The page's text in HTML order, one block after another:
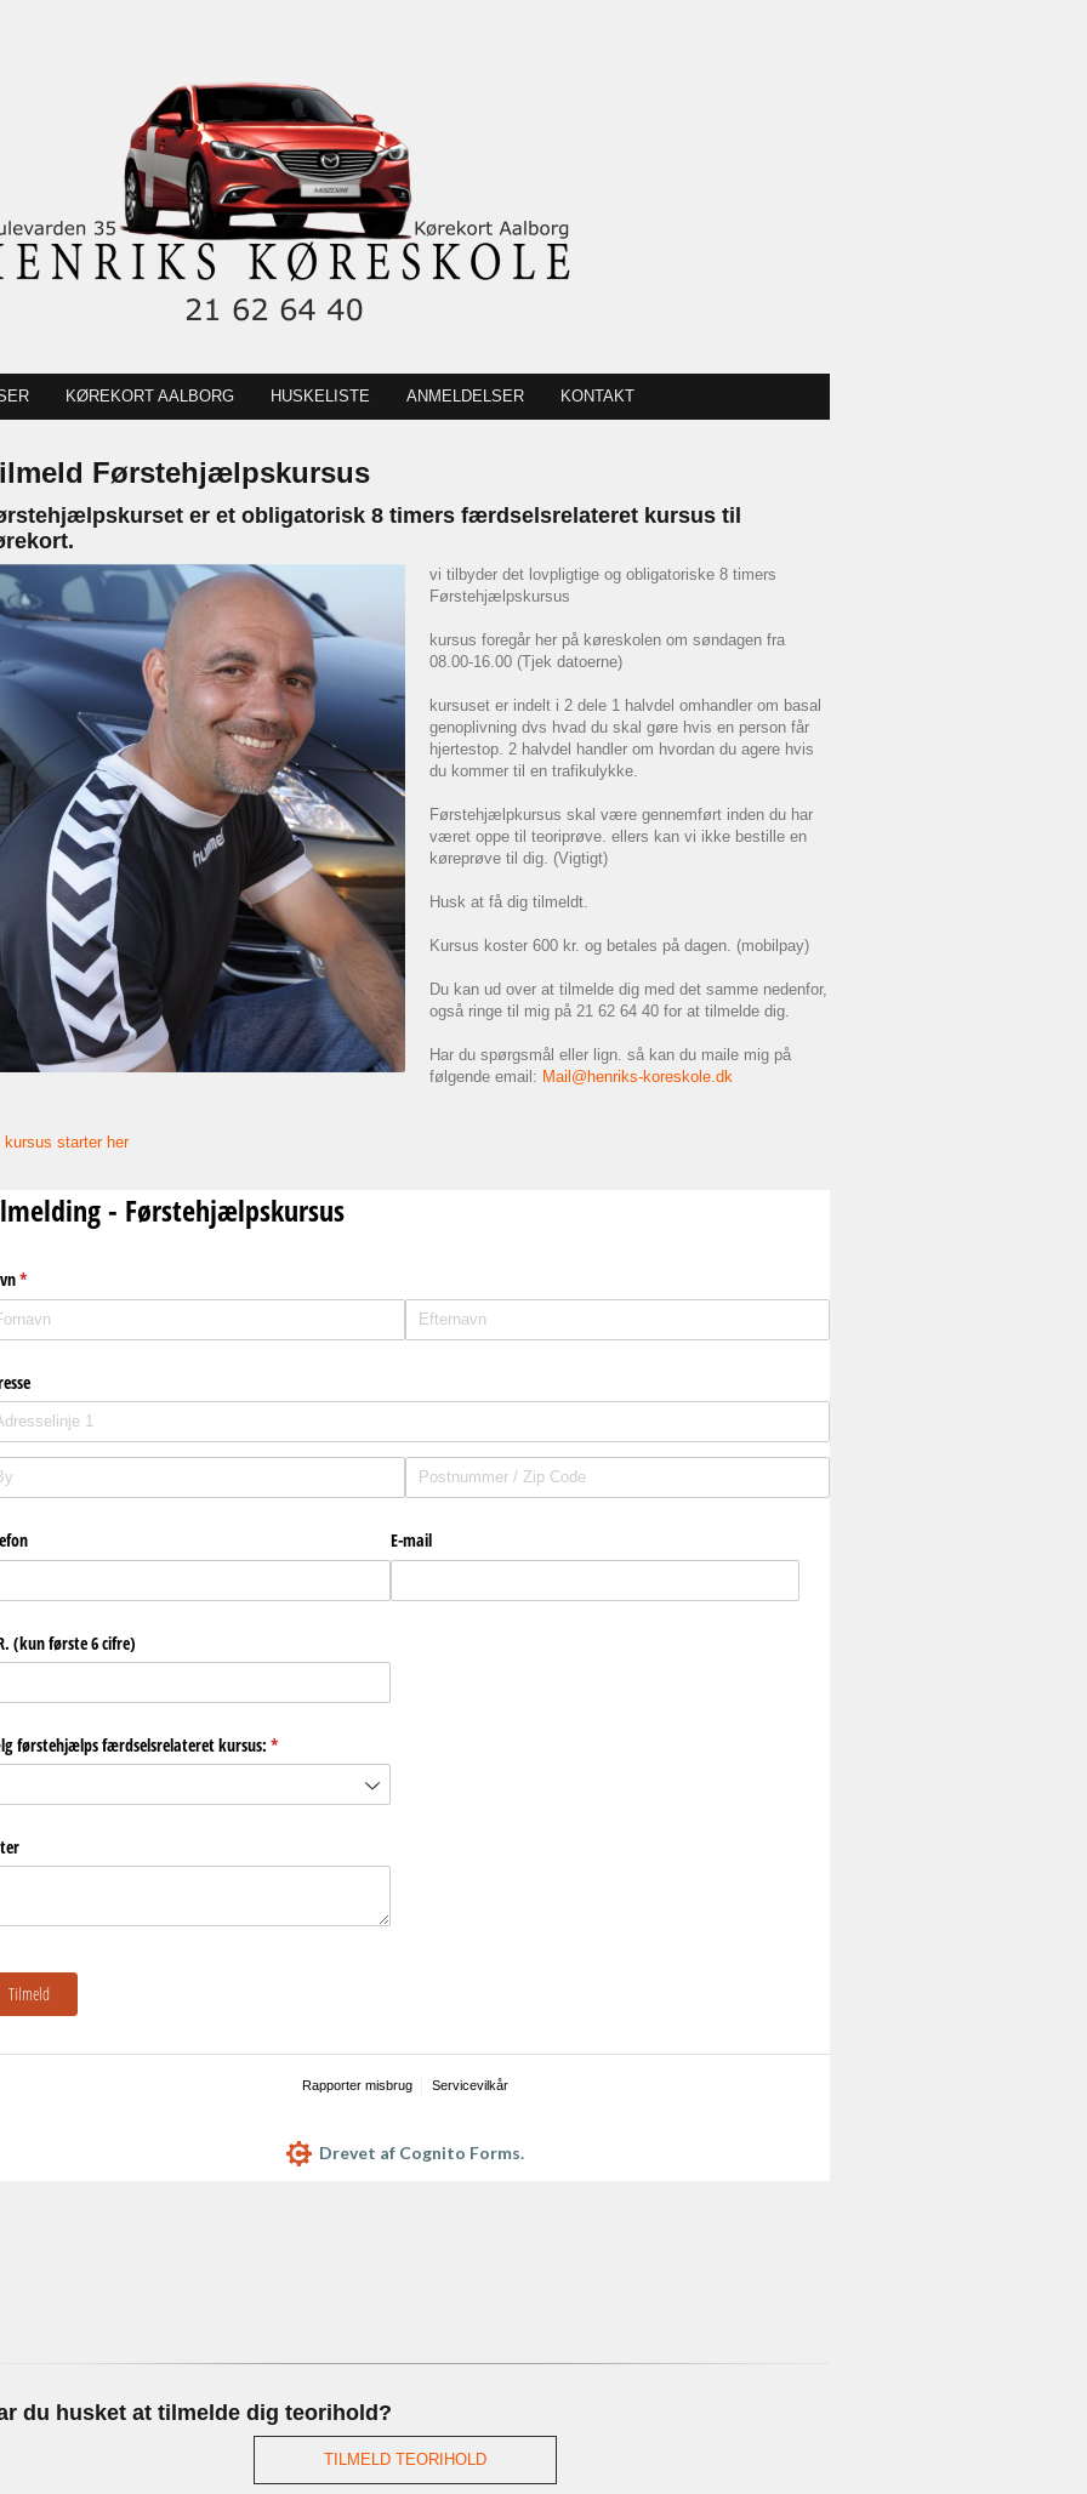
KØREKORT AALBORG HUSKELISTE ANMELDELSER KONTAKT
Førstehjælpskursus
er et obligatorisk 8 timers færdselsrelateret kursus til
vi tilbyder det lovpligtige og obligatoriske 8 timers
Førstehjælpskursus
kursus foregår her på køreskolen om søndagen fra
08.00-16.00 (Tjek datoerne)
kursuset er indelt i 2 dele 1 halvdel omhandler om basal
genoplivning dvs hvad du skal gøre hvis en person får
hjertestop. 2 halvdel handler om hvordan du agere hvis
du kommer til en trafikulykke.
Førstehjælpkursus skal være gennemført inden du har
været oppe til teoriprøve. ellers kan vi ikke bestille en
køreprøve til dig. (Vigtigt)
Husk at få dig tilmeldt.
Kursus koster 600 kr. og betales på dagen. (mobilpay)
Du kan ud over at tilmelde dig med det samme nedenfor,
også ringe til mig på 21 62 64 40 for at tilmelde dig.
Har du spørgsmål eller lign. så kan du maile mig på
følgende email: Mail@henriks-koreskole.dk
kursus starter her
du husket at tilmelde dig teorihold?
TILMELD TEORIHOLD